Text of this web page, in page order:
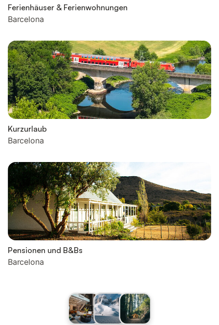
Ferienhäuser & Ferienwohnungen
Barcelona
Kurzurlaub
Barcelona
Pensionen und B&Bs
Barcelona